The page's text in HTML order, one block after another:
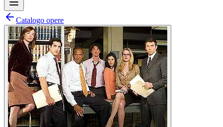
Catalogo opere